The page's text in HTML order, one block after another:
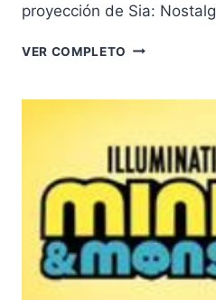
proyección de Sia:
VER COMPLETO ESTRENO
NOSTALGIC
THE
PRESENT”